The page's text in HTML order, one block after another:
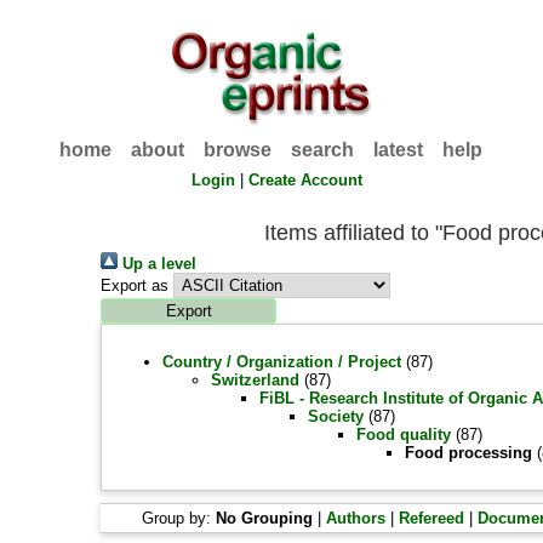
home about browse search latest help
Login |Create Account
Items affiliated to "Food
Up a level
Export as
Country / Organization / Project(87)
Switzerland (87)
FiBL - Research Institute of Organic
Society (87)
Food quality (87)
Food processing
Group by: No Grouping |Authors Refereed